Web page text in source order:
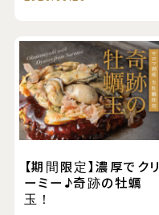
【期間限定】濃厚でクリ
ーミー♪奇跡の牡蠣
玉！